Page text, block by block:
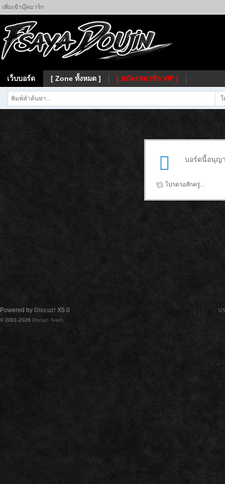
เพิ่มเข้าบุ๊คมาร์ก
เว็บบอร์ด [ Zone ทั้งหมด ] [ สมัครสมาชิก VIP ]
บอร์ดนี้อนุญ
โปรดรอสักครู่...
ป
Powered by Discuz! X5.0
© 2001-2026 Discuz! Team